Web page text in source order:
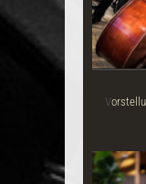
Vorstellung der Wettbewerbsarbeiten für
neues